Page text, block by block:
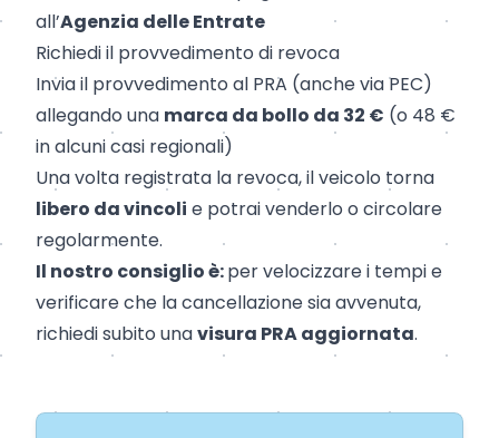
all’Agenzia delle Entrate
Richiedi il provvedimento di revoca
Invia il provvedimento al PRA (anche via PEC)
allegando una marca da bollo da 32 € (o 48 €
in alcuni casi regionali)
Una volta registrata la revoca, il veicolo torna
libero da vincoli e potrai venderlo o circolare
regolarmente.
Il nostro consiglio è:per velocizzare i tempi e
verificare che la cancellazione sia avvenuta,
richiedi subito unavisura PRA aggiornata.